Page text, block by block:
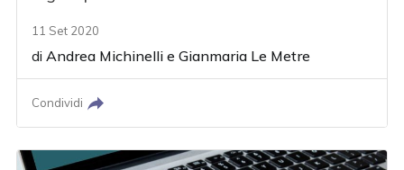
11 Set 2020
diAndrea Michinelli eGianmaria Le Metre
Condividi